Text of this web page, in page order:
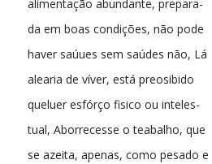
alimentação abundante, prepara-
da em boas condições, não pode
haver saúues sem saúdes não, Lá
alearia de víver, está preosibido
queluer esfórço fisico ou inteles-
tual, Aborrecesse o teabalho, que
se azeita, apenas, como pesado e